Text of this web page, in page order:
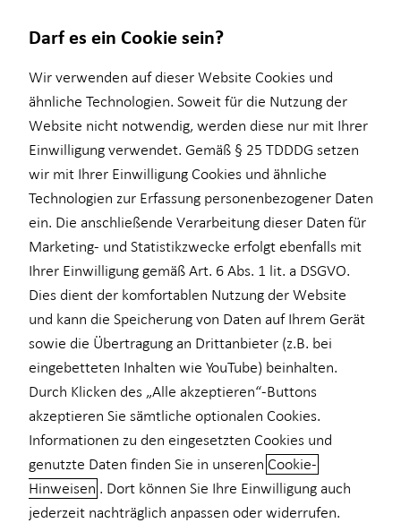
Über HORBACH
Kundenportal
Ganzheitliche Beratung
Altersvorsorge
für Lehrkräfte
für Medizinberufe
für Unternehmen
Private Krankenvorsorge
Einkommenssicherung
Kindervorsorge
Überblick
Inflationsbegegnung
Überblick
Finanzierungswege
Zinsrechner
Financial advice for expats
Darf es ein Cookie sein?
Wir verwenden auf dieser Website Cookies und
ähnliche Technologien. Soweit für die Nutzung der
Website nicht notwendig, werden diese nur mit Ihrer
Einwilligung verwendet. Gemäß § 25 TDDDG setzen
wir mit Ihrer Einwilligung Cookies und ähnliche
Technologien zur Erfassung personenbezogener Daten
ein. Die anschließende Verarbeitung dieser Daten für
Marketing- und Statistikzwecke erfolgt ebenfalls mit
Ihrer Einwilligung gemäß Art. 6 Abs. 1 lit. a DSGVO.
Dies dient der komfortablen Nutzung der Website
und kann die Speicherung von Daten auf Ihrem Gerät
sowie die Übertragung an Drittanbieter (z.B. bei
eingebetteten Inhalten wie YouTube) beinhalten.
Durch Klicken des „Alle akzeptieren“-Buttons
akzeptieren Sie sämtliche optionalen Cookies.
Informationen zu den eingesetzten Cookies und
genutzte Daten finden Sie in unseren Cookie-
Hinweisen . Dort können Sie Ihre Einwilligung auch
jederzeit nachträglich anpassen oder widerrufen.